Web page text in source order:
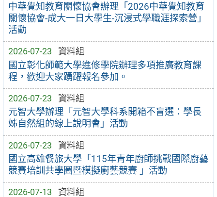
中華覺知教育關懷協會辦理「2026中華覺知教育
關懷協會-成大一日大學生-沉浸式學職涯探索營」
活動
2026-07-23 資料組
國立彰化師範大學進修學院辦理多項推廣教育課
程，歡迎大家踴躍報名參加。
2026-07-23 資料組
元智大學辦理「元智大學科系開箱不盲選：學長
姊自然組的線上說明會」活動
2026-07-23 資料組
國立高雄餐旅大學「115年青年廚師挑戰國際廚藝
競賽培訓共學圈暨模擬廚藝競賽 」活動
2026-07-13 資料組